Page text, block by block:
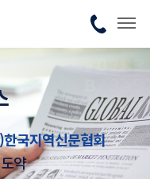
국지역신문협회
약